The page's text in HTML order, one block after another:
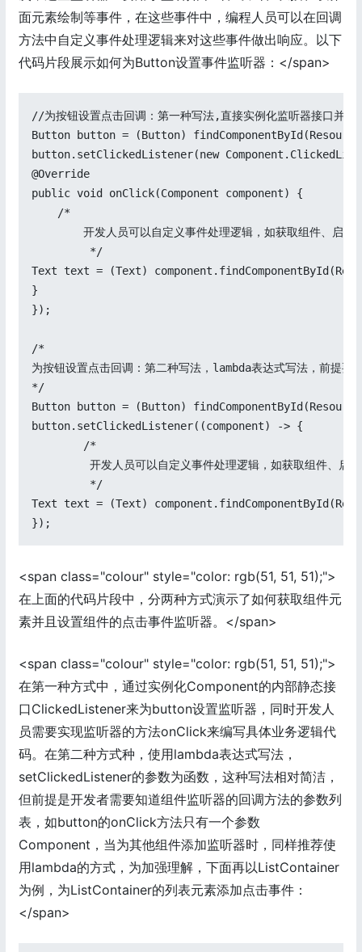
面元素绘制等事件，在这些事件中，编程人员可以在回调
方法中自定义事件处理逻辑来对这些事件做出响应。以下
代码片段展示如何为Button设置事件监听器：</span>
//为按钮设置点击回调：第一种写法,直接实例化监听器接口并
Button button = (Button)
button.setClickedListener(new
@Override
public void onClick(Component component) {
    /*
开发人员可以自定义事件处理逻辑，如获取组件、启动
         */
Text text = (Text)
}
});
/*
为按钮设置点击回调：第二种写法，lambda表达式写法，前提
*/
Button button = (Button)
button.setClickedListener((component) -> {
        /*
开发人员可以自定义事件处理逻辑，如获取组件、启
         */
Text text = (Text)
});
<span class="colour" style="color: rgb(51, 51, 51);">
在上面的代码片段中，分两种方式演示了如何获取组件元
素并且设置组件的点击事件监听器。</span>
<span class="colour" style="color: rgb(51, 51, 51);">
在第一种方式中，通过实例化Component的内部静态接
口ClickedListener来为button设置监听器，同时开发人
员需要实现监听器的方法onClick来编写具体业务逻辑代
码。在第二种方式种，使用lambda表达式写法，
setClickedListener的参数为函数，这种写法相对简洁，
但前提是开发者需要知道组件监听器的回调方法的参数列
表，如button的onClick方法只有一个参数
Component，当为其他组件添加监听器时，同样推荐使
用lambda的方式，为加强理解，下面再以ListContainer
为例，为ListContainer的列表元素添加点击事件：
</span>